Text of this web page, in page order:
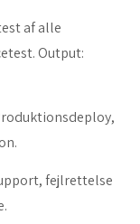
af alle
Output:
fejlrettelse